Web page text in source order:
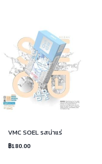
VMC SOEL รสน่าแร่
฿180.00